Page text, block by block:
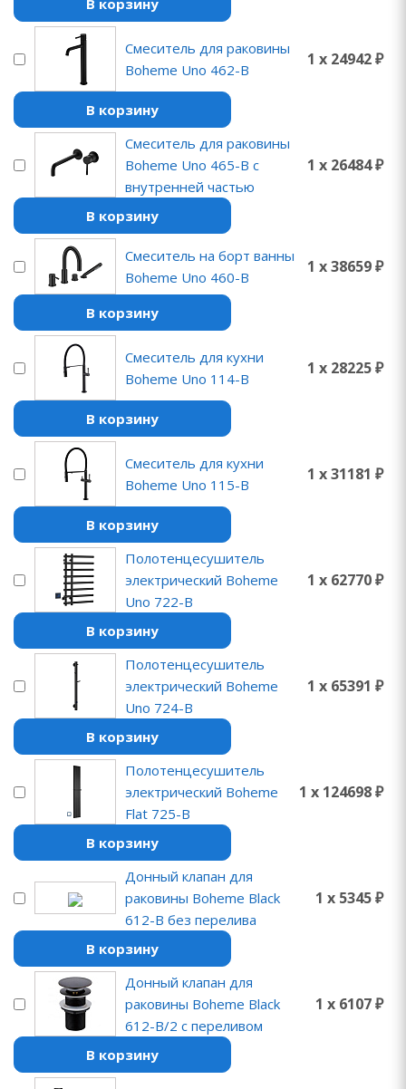
В корзину
Смеситель для раковины
Boheme Uno 462-B
1 x 24942 ₽
В корзину
Смеситель для раковины
Boheme Uno 465-B с
внутренней частью
1 x 26484 ₽
В корзину
Смеситель на борт ванны
Boheme Uno 460-B
1 x 38659 ₽
В корзину
Смеситель для кухни
Boheme Uno 114-B
1 x 28225 ₽
В корзину
Смеситель для кухни
Boheme Uno 115-B
1 x 31181 ₽
В корзину
Полотенцесушитель
электрический Boheme
Uno 722-B
1 x 62770 ₽
В корзину
Полотенцесушитель
электрический Boheme
Uno 724-B
1 x 65391 ₽
В корзину
Полотенцесушитель
электрический Boheme
Flat 725-B
1 x 124698 ₽
В корзину
Донный клапан для
раковины Boheme Black
612-B без перелива
1 x 5345 ₽
В корзину
Донный клапан для
раковины Boheme Black
612-B/2 с переливом
1 x 6107 ₽
В корзину